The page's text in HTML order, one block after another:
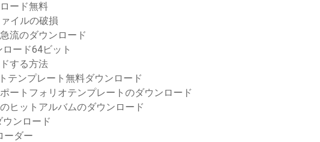
ード無料
イルの破損
流のダウンロード
ード64ビット
する方法
テンプレート無料ダウンロード
ートフォリオテンプレートのダウンロード
ヒットアルバムのダウンロード
ンロード
ーダー